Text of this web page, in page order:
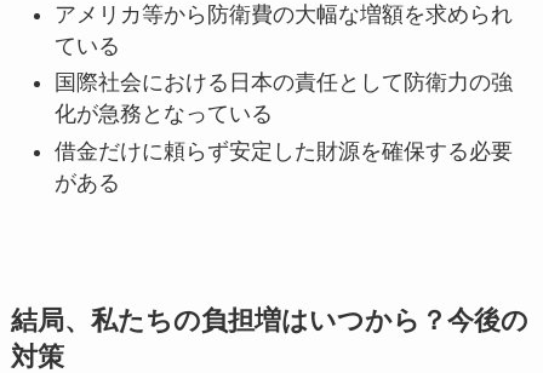
アメリカ等から防衛費の大幅な増額を求められ
ている
国際社会における日本の責任として防衛力の強
化が急務となっている
借金だけに頼らず安定した財源を確保する必要
がある
結局、私たちの負担増はいつから？今後の
対策